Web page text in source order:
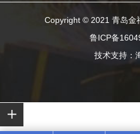
Copyright © 2021 青岛金
鲁ICP备
技术支持：